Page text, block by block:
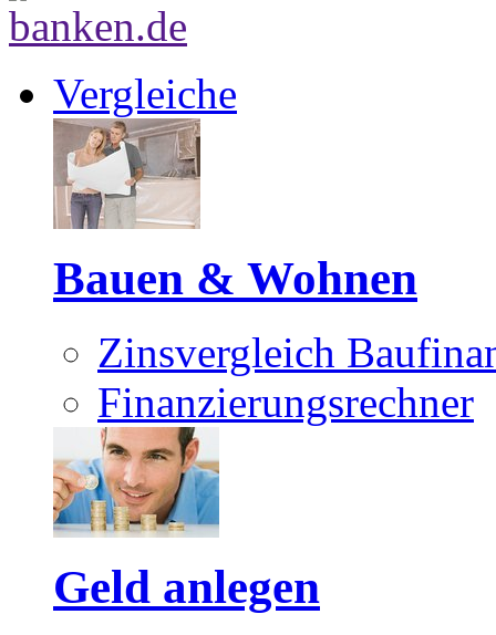
Vergleiche
Bauen & Wohnen
Zinsvergleich
Finanzierungsrechner
Geld anlegen